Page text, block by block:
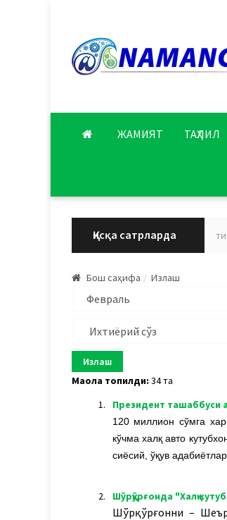
ЖАМИЯТ ТАҲЛИЛ
Қисқа сатрларда
Наманган вилояти соғлиқни сақлаш
Бош саҳифа Излаш
Мақола топилди: 34 та
1.
Президент ташаббуси
120 миллион сўмга
кўчма халқ авто
сиёсий, ўқув
2. Шўрқўрғонда "Халқ
Шўрқўрғонни –